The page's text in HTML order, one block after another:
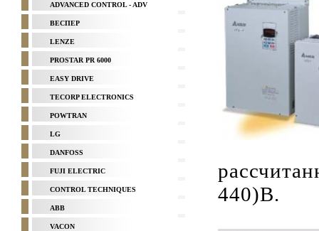
ADVANCED CONTROL - ADV
ВЕСПЕР
LENZE
PROSTAR PR 6000
EASY DRIVE
TECORP ELECTRONICS
POWTRAN
LG
DANFOSS
FUJI ELECTRIC
CONTROL TECHNIQUES
ABB
VACON
440)В.